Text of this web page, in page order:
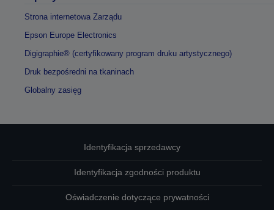
Strona internetowa Zarządu
Epson Europe Electronics
Digigraphie® (certyfikowany program druku artystycznego)
Druk bezpośredni na tkaninach
Globalny zasięg
Identyfikacja sprzedawcy
Identyfikacja zgodności produktu
Oświadczenie dotyczące prywatności